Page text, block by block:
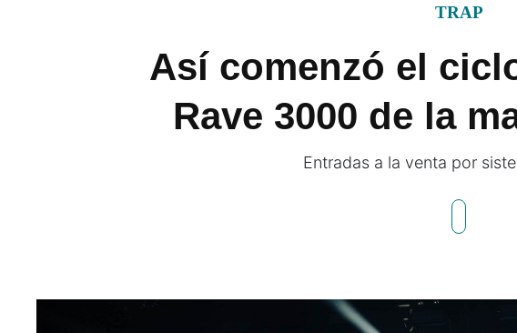
TRAP
Así comenzó el
Rave 3000 de la
Entradas a la venta por